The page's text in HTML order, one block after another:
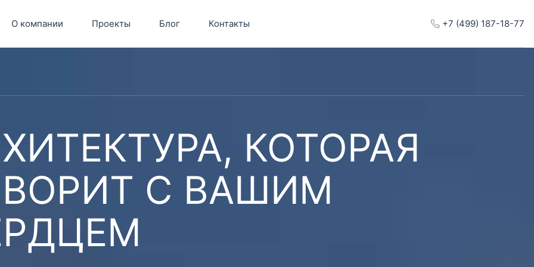
О компании Проекты Блог Контакты +7 (499) 187-18-77
КОТОРАЯ
С ВАШИМ